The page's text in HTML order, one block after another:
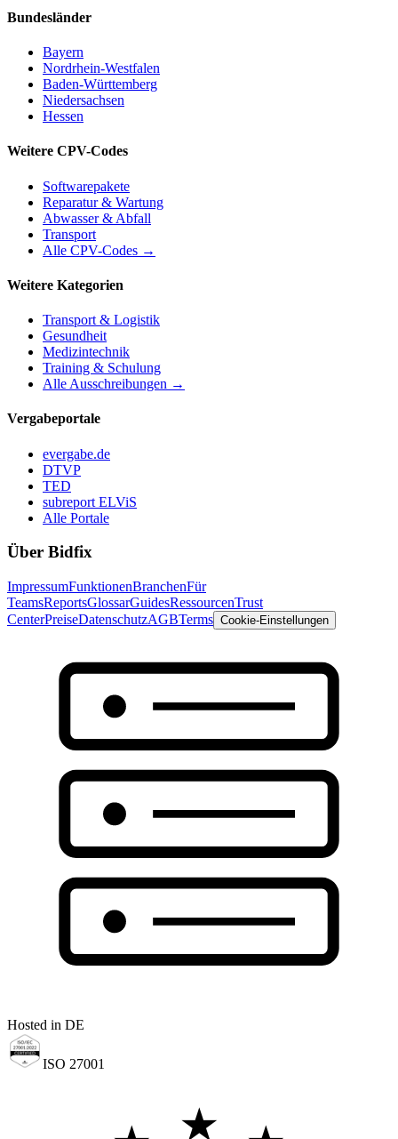
Bundesländer
Bayern
Nordrhein-Westfalen
Baden-Württemberg
Niedersachsen
Hessen
Weitere CPV-Codes
Softwarepakete
Reparatur & Wartung
Abwasser & Abfall
Transport
Alle CPV-Codes →
Weitere Kategorien
Transport & Logistik
Gesundheit
Medizintechnik
Training & Schulung
Alle Ausschreibungen →
Vergabeportale
evergabe.de
DTVP
TED
subreport ELViS
Alle Portale
Über Bidfix
ImpressumFunktionenBranchenFür
TeamsReportsGlossarGuidesRessourcenTrust
CenterPreiseDatenschutzAGBTerms Cookie-Einstellungen
Hosted in DE
ISO 27001
★